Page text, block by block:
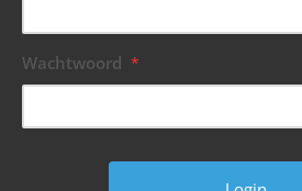
Wachtwoord *